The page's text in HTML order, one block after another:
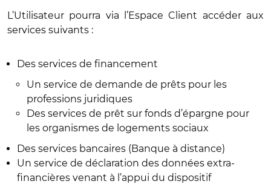
L’Utilisateur pourra via l’Espace Client accéder aux
services suivants :
Des services de financement
Un service de demande de prêts pour les
professions juridiques
Des services de prêt sur fonds d’épargne pour
les organismes de logements sociaux
Des services bancaires (Banque à distance)
Un service de déclaration des données extra-
financières venant à l’appui du dispositif